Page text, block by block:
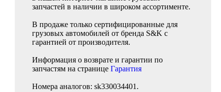
запчастей в наличии в широком ассортименте.
В продаже только сертифицированные для
грузовых автомобилей от бренда S&K с
гарантией от производителя.
Информация о возврате и гарантии по
запчастям на странице Гарантия
Номера аналогов: sk330034401.